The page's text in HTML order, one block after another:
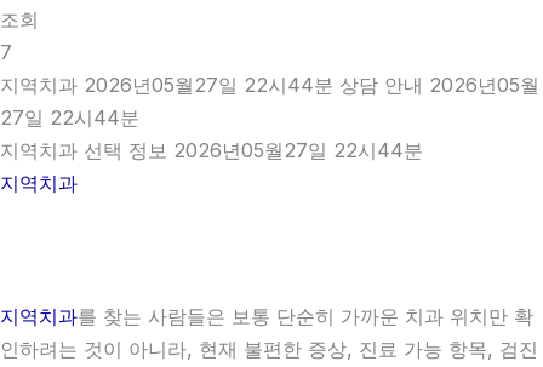
조회
7
지역치과 2026년05월27일 22시44분 상담 안내 2026년05월
27일 22시44분
지역치과 선택 정보 2026년05월27일 22시44분
지역치과
지역치과를 찾는 사람들은 보통 단순히 가까운 치과 위치만 확
인하려는 것이 아니라, 현재 불편한 증상, 진료 가능 항목, 검진